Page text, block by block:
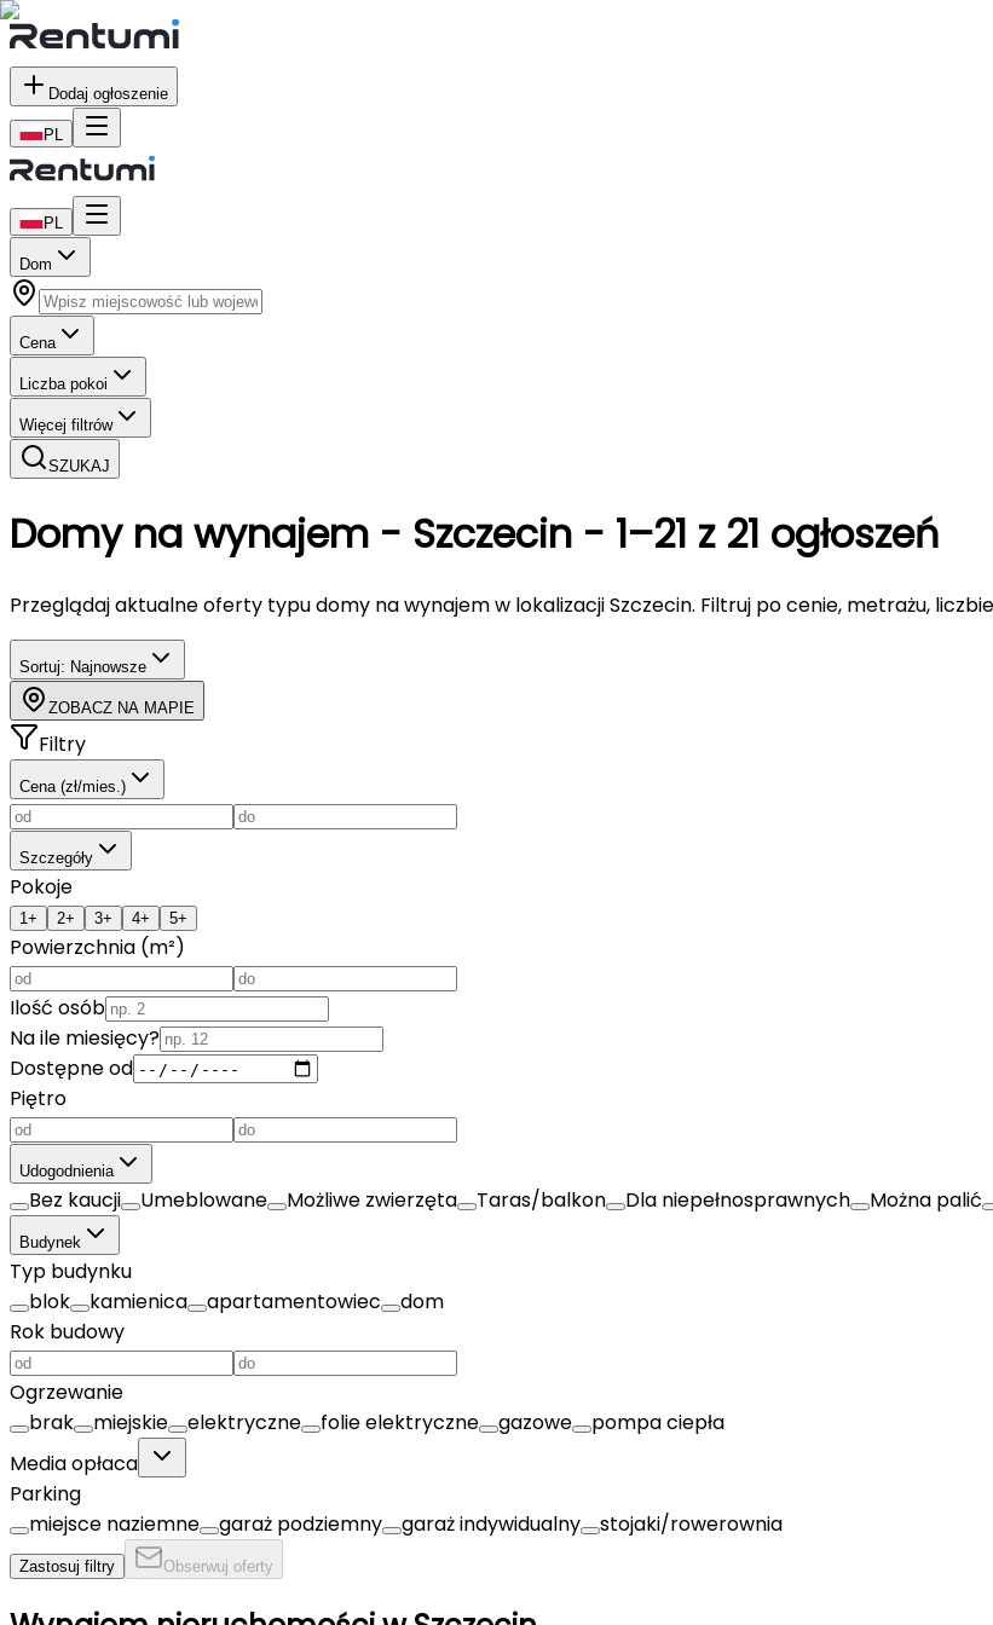
Dodaj ogłoszenie
PL
PL
Dom
Cena
Liczba pokoi
Więcej filtrów
SZUKAJ
Domyna wynajem - Szczecin - 1–21 z 21 ogłoszeń
Przeglądaj aktualne oferty typudomy na wynajemw lokalizacji Szczecin. Filtruj po cenie, metrażu,
Sortuj: Najnowsze
ZOBACZ NA MAPIE
Filtry
Cena (zł/mies.)
Szczegóły
Pokoje
1+ 2+ 3+ 4+ 5+
Powierzchnia (m²)
Ilość osób
Na ile miesięcy?
Dostępne od
Piętro
Udogodnienia
Bez kaucji Umeblowane Możliwe zwierzęta Taras/balkon Dla niepełnosprawnych Można palić
Budynek
Typ budynku
blok
kamienica apartamentowiec
dom
Rok budowy
Ogrzewanie
brak
miejskie elektryczne folie elektryczne gazowe
pompa ciepła
Media opłaca
Parking
miejsce naziemne
garaż podziemny garaż indywidualny stojaki/rowerownia
Zastosuj filtry Obserwuj oferty